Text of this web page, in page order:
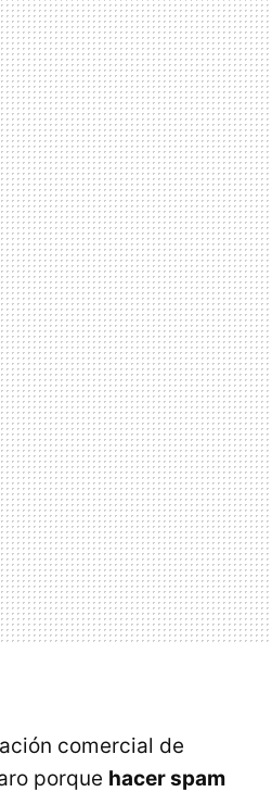
comercial de
porque hacer spam